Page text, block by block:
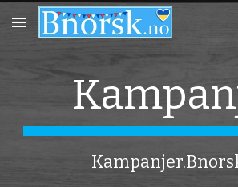
Skip to main content